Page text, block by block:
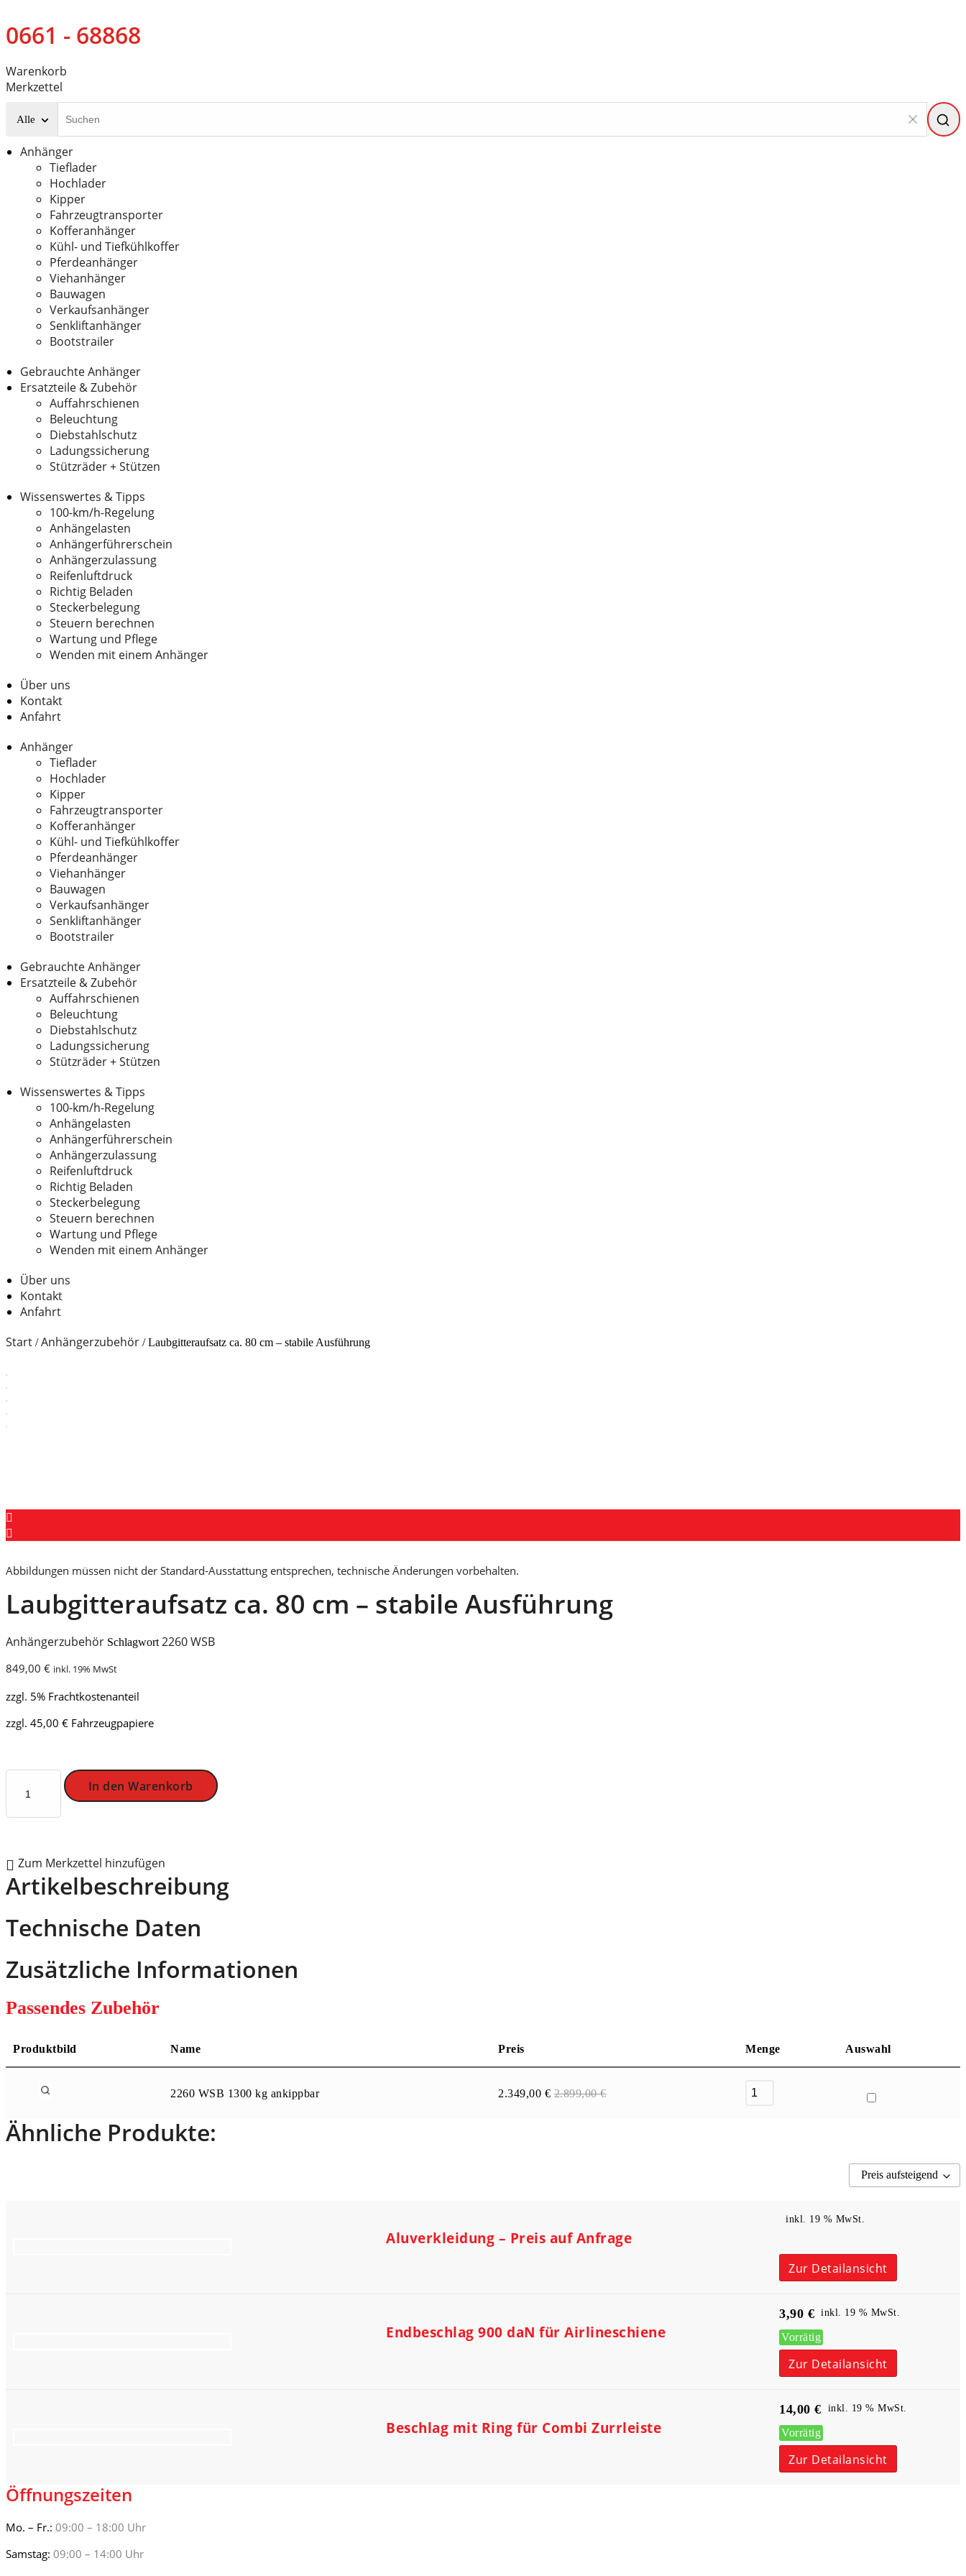
0661 - 68868
Warenkorb
Merkzettel
Alle
Anhänger
Tieflader
Hochlader
Kipper
Fahrzeugtransporter
Kofferanhänger
Kühl- und Tiefkühlkoffer
Pferdeanhänger
Viehanhänger
Bauwagen
Verkaufsanhänger
Senkliftanhänger
Bootstrailer
Gebrauchte Anhänger
Ersatzteile & Zubehör
Auffahrschienen
Beleuchtung
Diebstahlschutz
Ladungssicherung
Stützräder + Stützen
Wissenswertes & Tipps
100-km/h-Regelung
Anhängelasten
Anhängerführerschein
Anhängerzulassung
Reifenluftdruck
Richtig Beladen
Steckerbelegung
Steuern berechnen
Wartung und Pflege
Wenden mit einem Anhänger
Über uns
Kontakt
Anfahrt
Anhänger
Tieflader
Hochlader
Kipper
Fahrzeugtransporter
Kofferanhänger
Kühl- und Tiefkühlkoffer
Pferdeanhänger
Viehanhänger
Bauwagen
Verkaufsanhänger
Senkliftanhänger
Bootstrailer
Gebrauchte Anhänger
Ersatzteile & Zubehör
Auffahrschienen
Beleuchtung
Diebstahlschutz
Ladungssicherung
Stützräder + Stützen
Wissenswertes & Tipps
100-km/h-Regelung
Anhängelasten
Anhängerführerschein
Anhängerzulassung
Reifenluftdruck
Richtig Beladen
Steckerbelegung
Steuern berechnen
Wartung und Pflege
Wenden mit einem Anhänger
Über uns
Kontakt
Anfahrt
Start /Anhängerzubehör / Laubgitteraufsatz ca. 80 cm – stabile Ausführung
Abbildungen müssen nicht der Standard-Ausstattung entsprechen, technische Änderungen vorbehalten.
Laubgitteraufsatz ca. 80 cm – stabile Ausführung
Anhängerzubehör Schlagwort 2260 WSB
849,00 € inkl. 19% MwSt
zzgl. 5% Frachtkostenanteil
zzgl. 45,00 € Fahrzeugpapiere
Laubgitteraufsatz
cm
Menge
In den Warenkorb
Zum Merkzettel hinzufügen
Artikelbeschreibung
Technische Daten
Zusätzliche Informationen
Passendes Zubehör
Produktbild Name Preis Menge Auswahl
2260 WSB 1300 kg ankippbar 2.349,00 € 2.899,00 €
Ähnliche Produkte:
Preis aufsteigend
Aluverkleidung – Preis auf Anfrage
inkl. 19 % MwSt.
Zur Detailansicht
Endbeschlag 900 daN für Airlineschiene
3,90 € inkl. 19 % MwSt.
Vorrätig
Zur Detailansicht
Beschlag mit Ring für Combi Zurrleiste
14,00 € inkl. 19 % MwSt.
Vorrätig
Zur Detailansicht
Öffnungszeiten
Mo. – Fr.: 09:00 – 18:00 Uhr
Samstag: 09:00 – 14:00 Uhr